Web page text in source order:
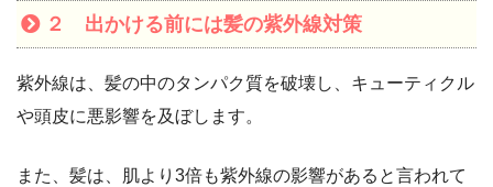
２ 出かける前には髪の紫外線対策
紫外線は、髪の中のタンパク質を破壊し、キューティクル
や頭皮に悪影響を及ぼします。
また、髪は、肌より3倍も紫外線の影響があると言われて